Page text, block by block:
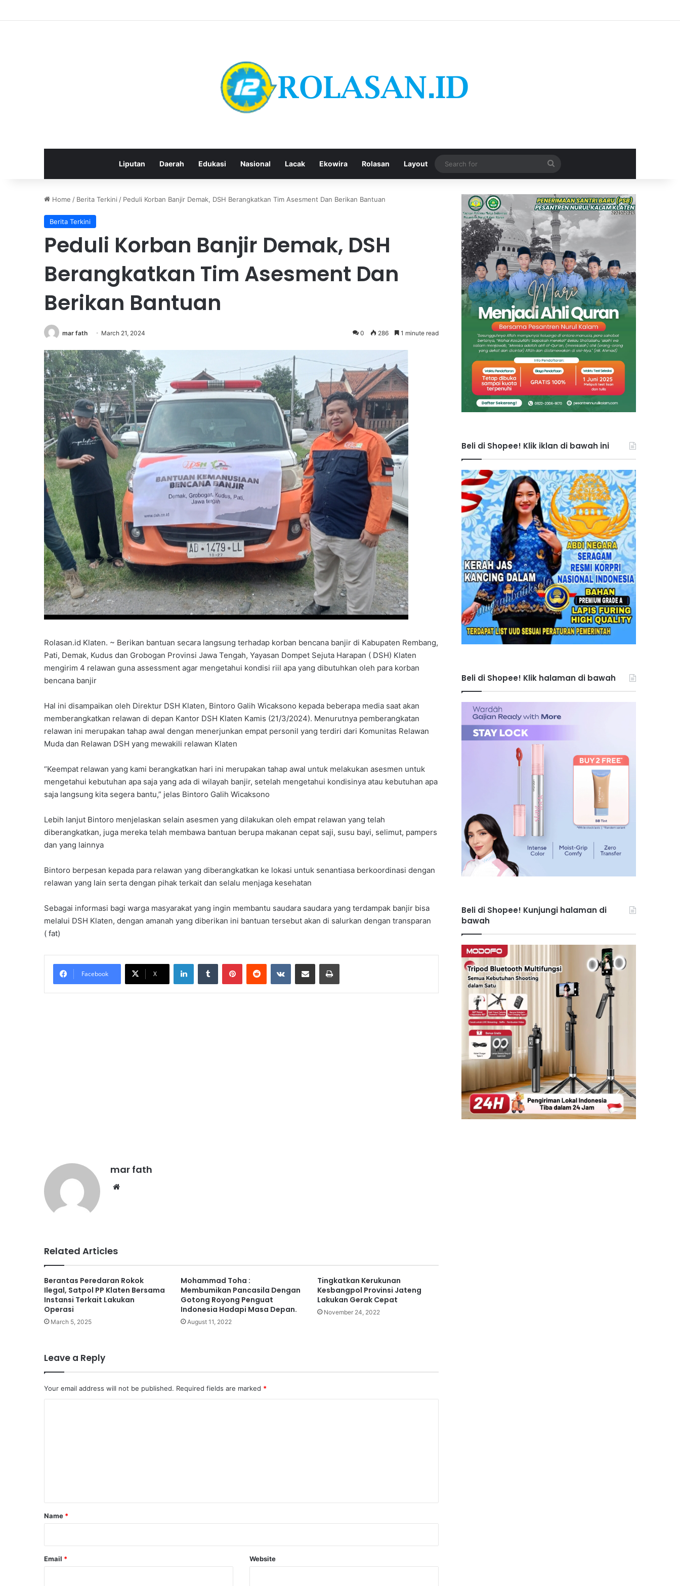
Liputan Daerah Edukasi Nasional Lacak Ekowira Rolasan Layout
Search
for
Home / Berita Terkini / Peduli Korban Banjir Demak, DSH Berangkatkan Tim Asesment Dan Berikan Bantuan
Berita Terkini
Peduli Korban Banjir Demak, DSH
Berangkatkan Tim Asesment Dan
Berikan Bantuan
mar fath March 21, 2024 0 286 1 minute read
Rolasan.id Klaten. ~ Berikan bantuan secara langsung terhadap korban bencana banjir di Kabupaten Rembang,
Pati, Demak, Kudus dan Grobogan Provinsi Jawa Tengah, Yayasan Dompet Sejuta Harapan ( DSH) Klaten
mengirim 4 relawan guna assessment agar mengetahui kondisi riil apa yang dibutuhkan oleh para korban
bencana banjir
Hal ini disampaikan oleh Direktur DSH Klaten, Bintoro Galih Wicaksono kepada beberapa media saat akan
memberangkatkan relawan di depan Kantor DSH Klaten Kamis (21/3/2024). Menurutnya pemberangkatan
relawan ini merupakan tahap awal dengan menerjunkan empat personil yang terdiri dari Komunitas Relawan
Muda dan Relawan DSH yang mewakili relawan Klaten
“Keempat relawan yang kami berangkatkan hari ini merupakan tahap awal untuk melakukan asesmen untuk
mengetahui kebutuhan apa saja yang ada di wilayah banjir, setelah mengetahui kondisinya atau kebutuhan apa
saja langsung kita segera bantu,” jelas Bintoro Galih Wicaksono
Lebih lanjut Bintoro menjelaskan selain asesmen yang dilakukan oleh empat relawan yang telah
diberangkatkan, juga mereka telah membawa bantuan berupa makanan cepat saji, susu bayi, selimut, pampers
dan yang lainnya
Bintoro berpesan kepada para relawan yang diberangkatkan ke lokasi untuk senantiasa berkoordinasi dengan
relawan yang lain serta dengan pihak terkait dan selalu menjaga kesehatan
Sebagai informasi bagi warga masyarakat yang ingin membantu saudara saudara yang terdampak banjir bisa
melalui DSH Klaten, dengan amanah yang diberikan ini bantuan tersebut akan di salurkan dengan transparan
( fat)
Facebook X
mar fath
Related Articles
Berantas Peredaran Rokok
Ilegal, Satpol PP Klaten Bersama
Instansi Terkait Lakukan
Operasi
March 5, 2025
Mohammad Toha :
Membumikan Pancasila Dengan
Gotong Royong Penguat
Indonesia Hadapi Masa Depan.
August 11, 2022
Tingkatkan Kerukunan
Kesbangpol Provinsi Jateng
Lakukan Gerak Cepat
November 24, 2022
Leave a Reply
Your email address will not be published. Required fields are marked *
Name *
Email * Website
Beli di Shopee! Klik iklan di bawah ini
Beli di Shopee! Klik halaman di bawah
Beli di Shopee! Kunjungi halaman di
bawah